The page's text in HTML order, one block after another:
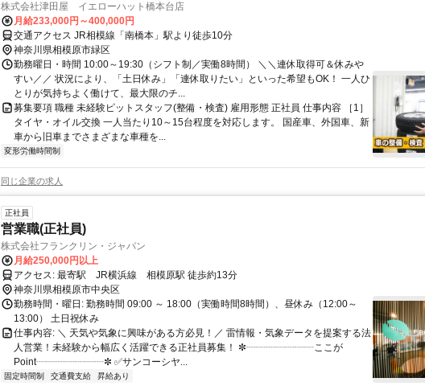
株式会社津田屋 イエローハット橋本台店
月給233,000円～400,000円
交通アクセス JR相模線「南橋本」駅より徒歩10分
神奈川県相模原市緑区
勤務曜日・時間 10:00～19:30（シフト制／実働8時間） ＼＼連休取得可＆休みや
すい／／ 状況により、「土日休み」「連休取りたい」といった希望もOK！ 一人ひ
とりが気持ちよく働けて、最大限のチ...
募集要項 職種 未経験ピットスタッフ(整備・検査) 雇用形態 正社員 仕事内容 ［1］
タイヤ・オイル交換 一人当たり10～15台程度を対応します。 国産車、外国車、新
車から旧車までさまざまな車種を...
変形労働時間制
同じ企業の求人
正社員
営業職(正社員)
株式会社フランクリン・ジャパン
月給250,000円以上
アクセス: 最寄駅 JR横浜線 相模原駅 徒歩約13分
神奈川県相模原市中央区
勤務時間・曜日: 勤務時間 09:00 ～ 18:00（実働時間8時間）、昼休み（12:00～
13:00） 土日祝休み
仕事内容: ＼ 天気や気象に興味がある方必見！／ 雷情報・気象データを提案する法
人営業！未経験から幅広く活躍できる正社員募集！ ✼┈┈┈┈┈┈┈ここが
Point┈┈┈┈┈┈┈✼ ✅サンコーシヤ...
固定時間制 交通費支給 昇給あり